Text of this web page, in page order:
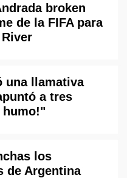
broken
de la FIFA para
una llamativa
a tres
humo!"
los
de Argentina